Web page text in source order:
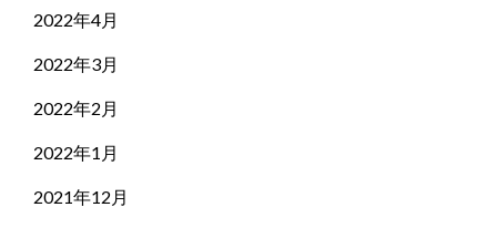
2022年4月
2022年3月
2022年2月
2022年1月
2021年12月